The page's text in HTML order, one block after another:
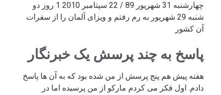
چهارشنبه 31 شهریور 89 / 22 سپتامبر 2010 1 روز دو
شنبه 29 شهریور به رم رفتم و ویزای آلمان را از سفرات
آن کشور
پاسخ به چند پرسش یک خبرنگار
هفته پیش هم پنج پرسش از من شده بود که به آن ها پاسخ
دادم. اول فکر می کردم مارکو از من پرسیده اما در